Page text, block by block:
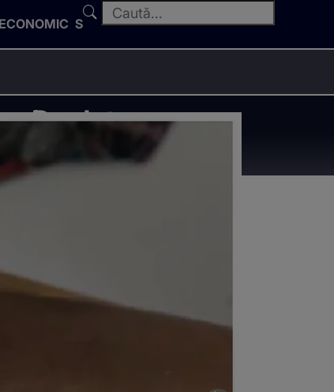
ECONOMIC SPORT
„De data